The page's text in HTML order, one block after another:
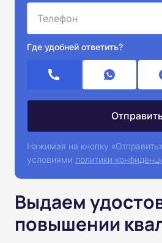
Где удобней ответить?
Нажимая на кнопку
условиями политики
Выдаем
повышении